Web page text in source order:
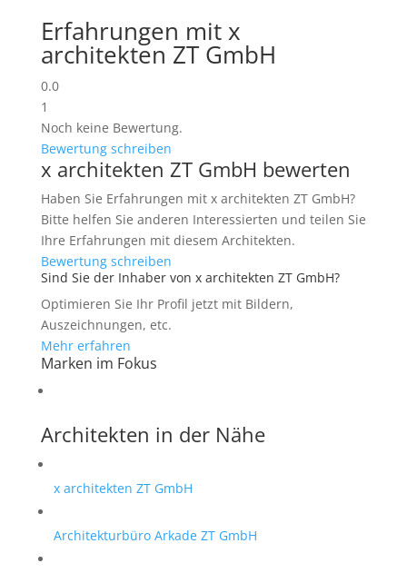
Erfahrungen mit x
architekten ZT GmbH
0.0
1
Noch keine Bewertung.
Bewertung schreiben
x architekten ZT GmbH bewerten
Haben Sie Erfahrungen mit x architekten ZT GmbH?
Bitte helfen Sie anderen Interessierten und teilen Sie
Ihre Erfahrungen mit diesem Architekten.
Bewertung schreiben
Sind Sie der Inhaber von x architekten ZT GmbH?
Optimieren Sie Ihr Profil jetzt mit Bildern,
Auszeichnungen, etc.
Mehr erfahren
Marken im Fokus
Architekten in der Nähe
x architekten ZT GmbH
Architekturbüro Arkade ZT GmbH